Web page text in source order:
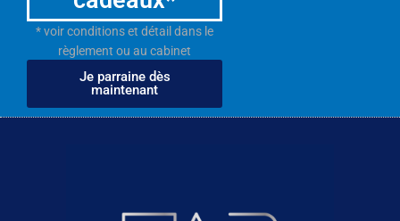
* voir conditions et détail dans le
règlement ou au cabinet
Je parraine dès
maintenant